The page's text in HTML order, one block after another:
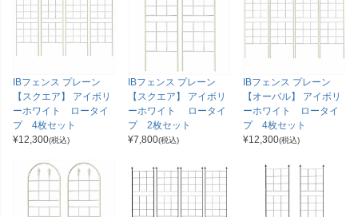
IBフェンス プレーン
【スクエア】 アイボリ
ーホワイト ロータイ
プ 4枚セット
¥12,300(税込)
IBフェンス プレーン
【スクエア】 アイボリ
ーホワイト ロータイ
プ 2枚セット
¥7,800(税込)
IBフェンス プレーン
【オーバル】 アイボリ
ーホワイト ロータイ
プ 4枚セット
¥12,300(税込)